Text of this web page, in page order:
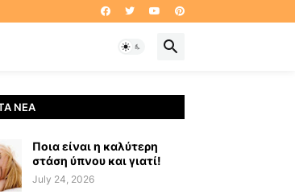
ΝΈΑ
Ποια είναι η καλύτερη
στάση ύπνου και γιατί!
July 24, 2026